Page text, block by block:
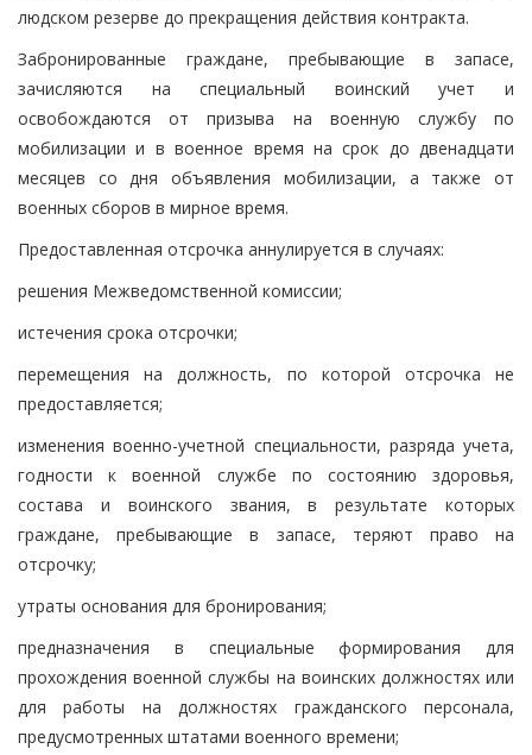
людском резерве до прекращения действия контракта.
Забронированные граждане, пребывающие в запасе,
зачисляются на специальный воинский учет и
освобождаются от призыва на военную службу по
мобилизации и в военное время на срок до двенадцати
месяцев со дня объявления мобилизации, а также от
военных сборов в мирное время.
Предоставленная отсрочка аннулируется в случаях:
решения Межведомственной комиссии;
истечения срока отсрочки;
перемещения на должность, по которой отсрочка не
предоставляется;
изменения военно-учетной специальности, разряда учета,
годности к военной службе по состоянию здоровья,
состава и воинского звания, в результате которых
граждане, пребывающие в запасе, теряют право на
отсрочку;
утраты основания для бронирования;
предназначения в специальные формирования для
прохождения военной службы на воинских должностях или
для работы на должностях гражданского персонала,
предусмотренных штатами военного времени;